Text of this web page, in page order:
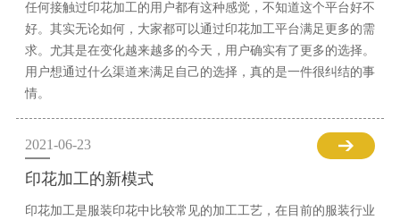
任何接触过印花加工的用户都有这种感觉，不知道这个平台好不
好。其实无论如何，大家都可以通过印花加工平台满足更多的需
求。尤其是在变化越来越多的今天，用户确实有了更多的选择。
用户想通过什么渠道来满足自己的选择，真的是一件很纠结的事
情。
2021-06-23
印花加工的新模式
印花加工是服装印花中比较常见的加工工艺，在目前的服装行业